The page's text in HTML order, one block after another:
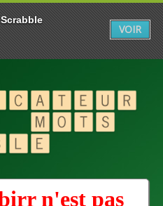
n'est pas
VOIR